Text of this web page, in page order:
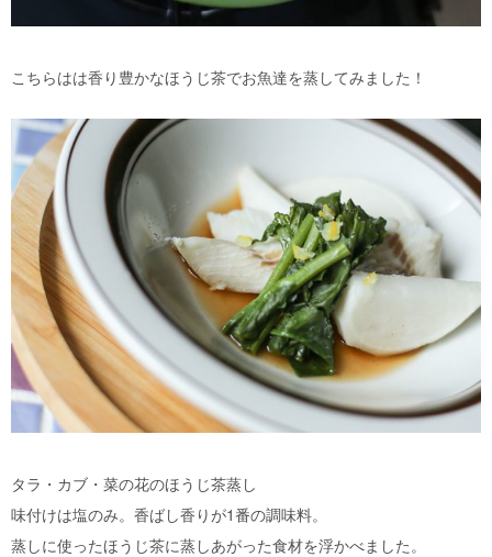
こちらはは香り豊かなほうじ茶でお魚達を蒸してみました！
タラ・カブ・菜の花のほうじ茶蒸し
味付けは塩のみ。香ばし香りが1番の調味料。
蒸しに使ったほうじ茶に蒸しあがった食材を浮かべました。